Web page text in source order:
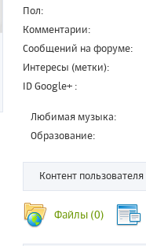
Пол:
Комментарии:
Cообщений на форуме:
Интересы (метки):
ID Google+ :
Любимая музыка:
Образование:
Контент пользователя
Файлы (0)